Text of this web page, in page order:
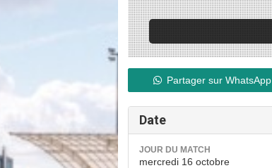
Partager sur WhatsApp
Date
JOUR DU MATCH
mercredi 16 octobre